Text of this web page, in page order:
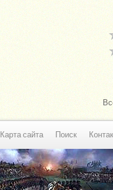
Карта сайта Поиск